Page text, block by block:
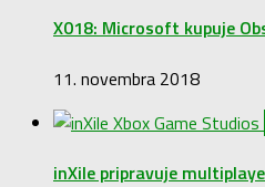
X018: Microsoft kupuje
11. novembra 2018
inXile pripravuje